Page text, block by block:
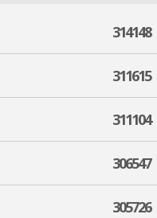
314148
311615
311104
306547
305726